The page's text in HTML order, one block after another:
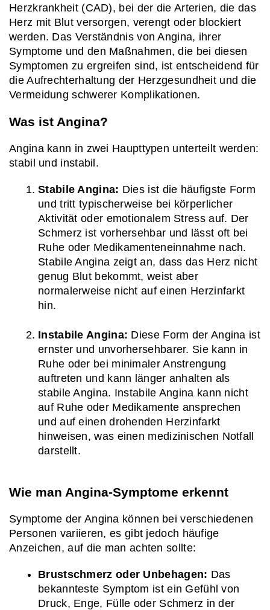
Herzkrankheit (CAD), bei der die Arterien, die das
Herz mit Blut versorgen, verengt oder blockiert
werden. Das Verständnis von Angina, ihrer
Symptome und den Maßnahmen, die bei diesen
Symptomen zu ergreifen sind, ist entscheidend für
die Aufrechterhaltung der Herzgesundheit und die
Vermeidung schwerer Komplikationen.
Was ist Angina?
Angina kann in zwei Haupttypen unterteilt werden:
stabil und instabil.
Stabile Angina: Dies ist die häufigste Form
und tritt typischerweise bei körperlicher
Aktivität oder emotionalem Stress auf. Der
Schmerz ist vorhersehbar und lässt oft bei
Ruhe oder Medikamenteneinnahme nach.
Stabile Angina zeigt an, dass das Herz nicht
genug Blut bekommt, weist aber
normalerweise nicht auf einen Herzinfarkt
hin.
Instabile Angina: Diese Form der Angina ist
ernster und unvorhersehbarer. Sie kann in
Ruhe oder bei minimaler Anstrengung
auftreten und kann länger anhalten als
stabile Angina. Instabile Angina kann nicht
auf Ruhe oder Medikamente ansprechen
und auf einen drohenden Herzinfarkt
hinweisen, was einen medizinischen Notfall
darstellt.
Wie man Angina-Symptome erkennt
Symptome der Angina können bei verschiedenen
Personen variieren, es gibt jedoch häufige
Anzeichen, auf die man achten sollte:
Brustschmerz oder Unbehagen: Das
bekannteste Symptom ist ein Gefühl von
Druck, Enge, Fülle oder Schmerz in der